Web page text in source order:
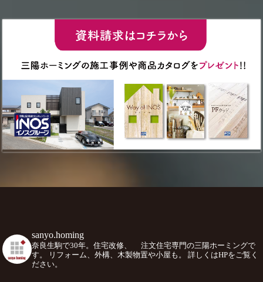
sanyo.homing
奈良生駒で30年。住宅改修、
注文住宅専門の三陽ホーミングで
す。
リフォーム、外構、木製物置や小屋も。
詳しくはHPをご覧く
ださい。